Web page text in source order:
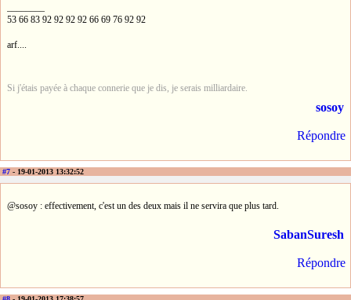
53 66 83 92 92 92 92 66 69 76 92 92
arf....
Si j'étais payée à chaque connerie que je dis, je serais milliardaire.
sosoy
Répondre
#7 - 19-01-2013 13:32:52
@sosoy : effectivement, c'est un des deux mais il ne servira que plus tard.
SabanSuresh
Répondre